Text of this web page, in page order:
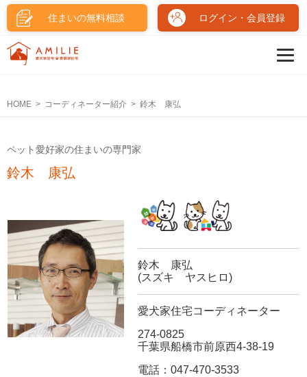
住まいの無料相談 ログイン・会員登録
HOME コーディネーター紹介 鈴木 康弘
ペット愛好家の住まいの専門家
鈴木 康弘
鈴木 康弘
(スズキ ヤスヒロ)
愛犬家住宅コーディネーター
274-0825
千葉県船橋市前原西4-38-19
電話：047-470-3533